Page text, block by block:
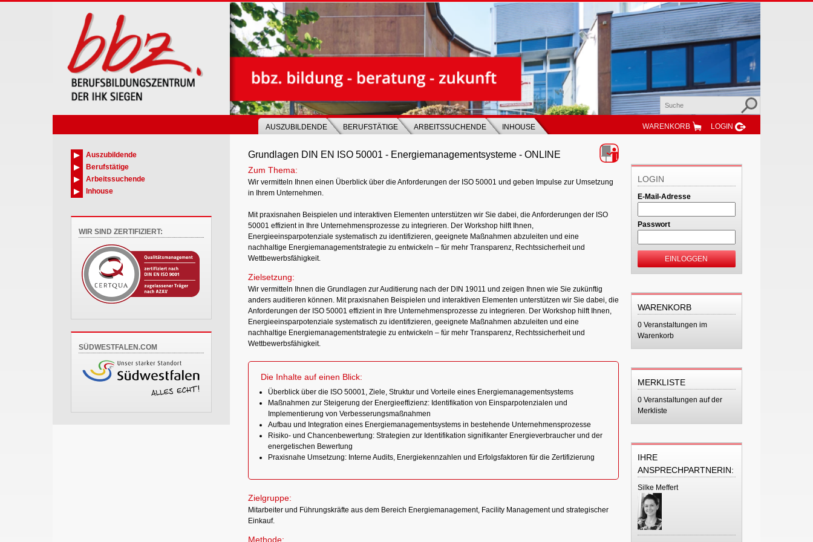
AUSZUBILDENDE BERUFSTÄTIGE ARBEITSSUCHENDE INHOUSE WARENKORB LOGIN
Grundlagen DIN EN ISO 50001 - Energiemanagementsysteme - ONLINE
Zum Thema:
Wir vermitteln Ihnen einen Überblick über die Anforderungen der ISO 50001 und geben Impulse zur Umsetzung
in Ihrem Unternehmen.
Mit praxisnahen Beispielen und interaktiven Elementen unterstützen wir Sie dabei, die Anforderungen der ISO
50001 effizient in Ihre Unternehmensprozesse zu integrieren. Der Workshop hilft Ihnen,
Energieeinsparpotenziale systematisch zu identifizieren, geeignete Maßnahmen abzuleiten und eine
nachhaltige Energiemanagementstrategie zu entwickeln – für mehr Transparenz, Rechtssicherheit und
Wettbewerbsfähigkeit.
Zielsetzung:
Wir vermitteln Ihnen die Grundlagen zur Auditierung nach der DIN 19011 und zeigen Ihnen wie Sie zukünftig
anders auditieren können. Mit praxisnahen Beispielen und interaktiven Elementen unterstützen wir Sie dabei, die
Anforderungen der ISO 50001 effizient in Ihre Unternehmensprozesse zu integrieren. Der Workshop hilft Ihnen,
Energieeinsparpotenziale systematisch zu identifizieren, geeignete Maßnahmen abzuleiten und eine
nachhaltige Energiemanagementstrategie zu entwickeln – für mehr Transparenz, Rechtssicherheit und
Wettbewerbsfähigkeit.
Die Inhalte auf einen Blick:
Überblick über die ISO 50001, Ziele, Struktur und Vorteile eines Energiemanagementsystems
Maßnahmen zur Steigerung der Energieeffizienz: Identifikation von Einsparpotenzialen und
Implementierung von Verbesserungsmaßnahmen
Aufbau und Integration eines Energiemanagementsystems in bestehende Unternehmensprozesse
Risiko- und Chancenbewertung: Strategien zur Identifikation signifikanter Energieverbraucher und der
energetischen Bewertung
Praxisnahe Umsetzung: Interne Audits, Energiekennzahlen und Erfolgsfaktoren für die Zertifizierung
Zielgruppe:
Mitarbeiter und Führungskräfte aus dem Bereich Energiemanagement, Facility Management und strategischer
Einkauf.
Methode:
LOGIN
E-Mail-Adresse
Passwort
EINLOGGEN
WARENKORB
0 Veranstaltungen im
Warenkorb
MERKLISTE
0 Veranstaltungen auf der
Merkliste
IHRE
ANSPRECHPARTNERIN:
Silke Meffert
Auszubildende
Berufstätige
Arbeitssuchende
Inhouse
WIR SIND ZERTIFIZIERT:
SÜDWESTFALEN.COM